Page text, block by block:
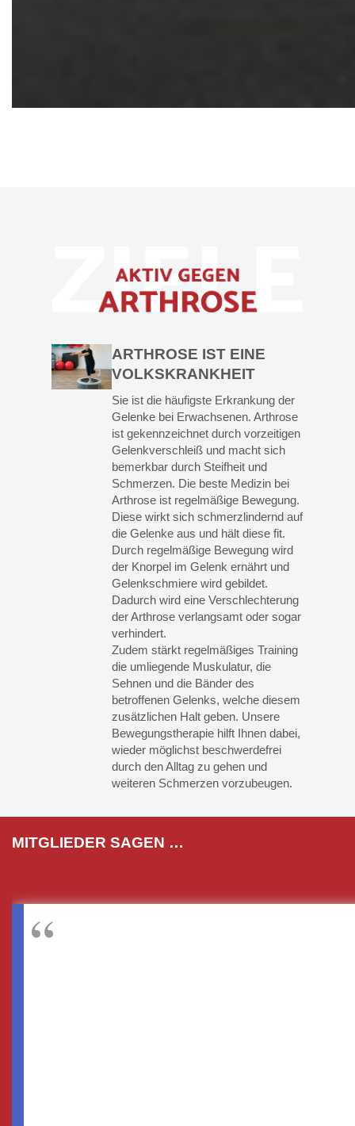
ARTHROSE IST EINE
VOLKSKRANKHEIT
Sie ist die häufigste Erkrankung der
Gelenke bei Erwachsenen. Arthrose
ist gekennzeichnet durch vorzeitigen
Gelenkverschleiß und macht sich
bemerkbar durch Steifheit und
Schmerzen. Die beste Medizin bei
Arthrose ist regelmäßige Bewegung.
Diese wirkt sich schmerzlindernd auf
die Gelenke aus und hält diese fit.
Durch regelmäßige Bewegung wird
der Knorpel im Gelenk ernährt und
Gelenkschmiere wird gebildet.
Dadurch wird eine Verschlechterung
der Arthrose verlangsamt oder sogar
verhindert.
Zudem stärkt regelmäßiges Training
die umliegende Muskulatur, die
Sehnen und die Bänder des
betroffenen Gelenks, welche diesem
zusätzlichen Halt geben. Unsere
Bewegungstherapie hilft Ihnen dabei,
wieder möglichst beschwerdefrei
durch den Alltag zu gehen und
weiteren Schmerzen vorzubeugen.
MITGLIEDER SAGEN …